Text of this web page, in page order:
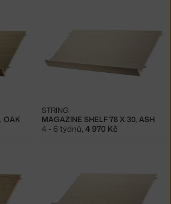
OAK MAGAZINE SHELF 78 X 30, ASH
STRING
4 - 6 týdnů, 4 970 Kč